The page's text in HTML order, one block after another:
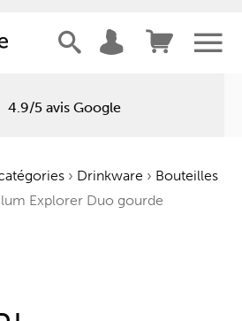
chaque commande
4.9/5 avis Google
› Drinkware › Bouteilles
Explorer Duo gourde